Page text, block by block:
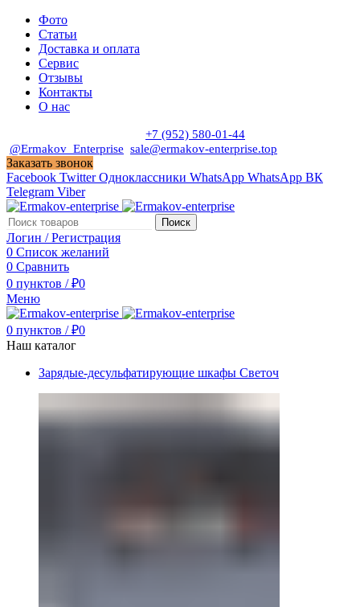
Фото
Статьи
Доставка и оплата
Сервис
Отзывы
Контакты
О нас
+7 (952) 580-01-44
@Ermakov_Enterprise sale@ermakov-enterprise.top
Заказать звонок
Facebook Twitter Одноклассники WhatsApp WhatsApp ВК
Telegram Viber
Поиск
Логин / Регистрация
0 Список желаний
0 Сравнить
0 пунктов / ₽0
Меню
0 пунктов / ₽0
Наш каталог
Зарядые-десульфатирующие шкафы Светоч